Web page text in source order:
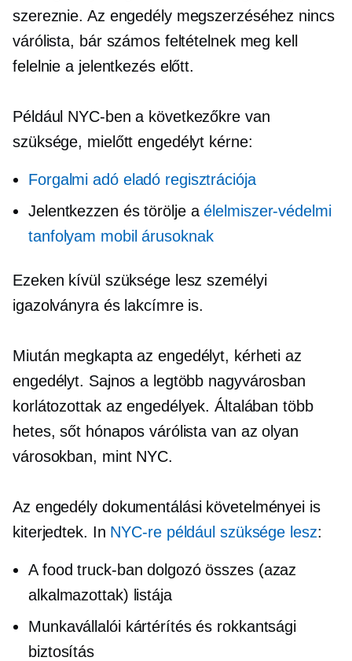
szereznie. Az engedély megszerzéséhez nincs
várólista, bár számos feltételnek meg kell
felelnie a jelentkezés előtt.
Például NYC-ben a következőkre van
szüksége, mielőtt engedélyt kérne:
Forgalmi adó eladó regisztrációja
Jelentkezzen és törölje aélelmiszer-védelmi
tanfolyam mobil árusoknak
Ezeken kívül szüksége lesz személyi
igazolványra és lakcímre is.
Miután megkapta az engedélyt, kérheti az
engedélyt. Sajnos a legtöbb nagyvárosban
korlátozottak az engedélyek. Általában több
hetes, sőt hónapos várólista van az olyan
városokban, mint NYC.
Az engedély dokumentálási követelményei is
kiterjedtek. In NYC-re például szüksége lesz:
A food truck-ban dolgozó összes (azaz
alkalmazottak) listája
Munkavállalói kártérítés és rokkantsági
biztosítás